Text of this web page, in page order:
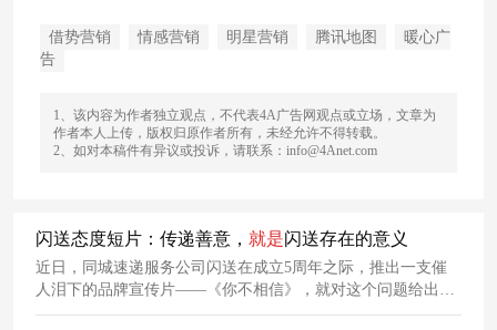
借势营销 情感营销 明星营销 腾讯地图
暖心广
告
1、该内容为作者独立观点，不代表4A广告网观点或立场，文章为
作者本人上传，版权归原作者所有，未经允许不得转载。
2、如对本稿件有异议或投诉，请联系：info@4Anet.com
闪送态度短片：传递善意， 就是闪送存在的意义
近日，同城速递服务公司闪送在成立5周年之际，推出一支催
人泪下的品牌宣传片——《你不相信》，就对这个问题给出了
最好的答案。